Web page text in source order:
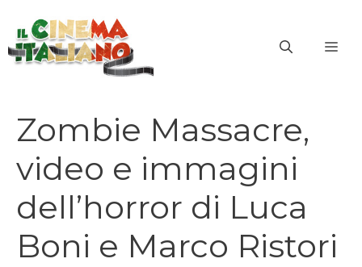
contenuto
Zombie Massacre,
video e immagini
dell’horror di Luca
Boni e Marco Ristori